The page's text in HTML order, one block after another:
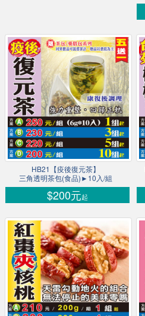
HB21【疫後復元茶】
三角透明茶包(食品)►10入/組
$200元起